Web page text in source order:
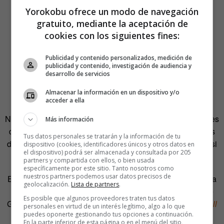
No es la primera vez que Tarusov jugaba con los personajes
de Disney. En
Disney Villains Pin-Up series
, las malvadas
de las películas de animación aparecían recreadas como si
fueran pin-ups de los años 40.
En
Cartoon Characters That Got Oldimaginaba cómo sería
la vejez de Mickey y Minnie Mouse, del Pato Donald o de
Goofy. Por último, en la serieWhat if Tim Burton directed all
Disney classic movies?(«¿Qué pasaría si Tim Burton
Yorokobu ofrece un modo de navegación
gratuito, mediante la aceptación de
cookies con los siguientes fines:
Publicidad y contenido personalizados, medición de
publicidad y contenido, investigación de audiencia y
desarrollo de servicios
Almacenar la información en un dispositivo y/o
acceder a ella
Más información
Tus datos personales se tratarán y la información de tu
dispositivo (cookies, identificadores únicos y otros datos en
el dispositivo) podrá ser almacenada y consultada por 205
partners y compartida con ellos, o bien usada
específicamente por este sitio. Tanto nosotros como
nuestros partners podemos usar datos precisos de
geolocalización. Lista de partners.
Es posible que algunos proveedores traten tus datos
personales en virtud de un interés legítimo, algo a lo que
puedes oponerte gestionando tus opciones a continuación.
En la parte inferior de esta página o en el menú del sitio,